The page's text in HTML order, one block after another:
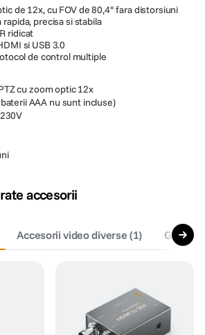
de 12x, cu FOV de 80,4° fara distorsiuni
precisa si stabila
ridicat
si USB 3.0
de control multiple
cu zoom optic 12x
AAA nu sunt incluse)
accesorii
Accesorii video diverse (1) Genti (